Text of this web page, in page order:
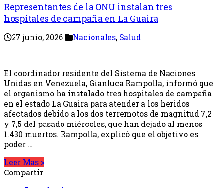
Representantes de la ONU instalan tres
hospitales de campaña en La Guaira
27 junio, 2026 Nacionales, Salud
El coordinador residente del Sistema de Naciones
Unidas en Venezuela, Gianluca Rampolla, informó que
el organismo ha instalado tres hospitales de campaña
en el estado La Guaira para atender a los heridos
afectados debido a los dos terremotos de magnitud 7,2
y 7,5 del pasado miércoles, que han dejado al menos
1.430 muertos. Rampolla, explicó que el objetivo es
poder …
Leer Mas »
Compartir